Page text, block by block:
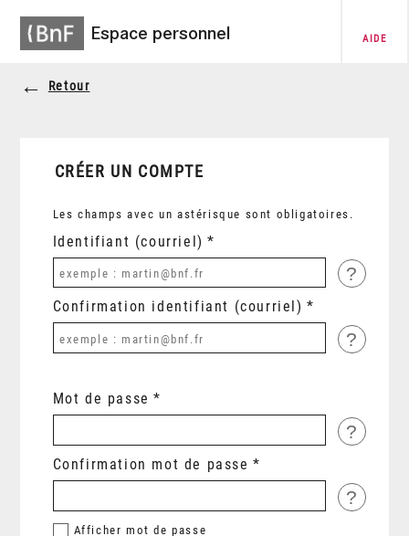
Espace personnel AIDE
Retour
CRÉER UN COMPTE
Les champs avec un astérisque sont obligatoires.
Identifiant (courriel)
?
Confirmation identifiant (courriel)
?
Mot de passe
?
Confirmation mot de passe
?
Afficher mot de passe